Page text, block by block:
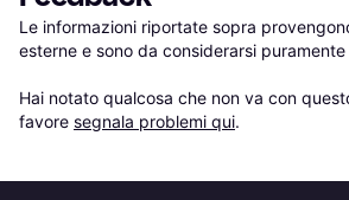
Le informazioni riportate sopra
esterne e sono da considerarsi
Hai notato qualcosa che non va con
favore segnala problemi qui.